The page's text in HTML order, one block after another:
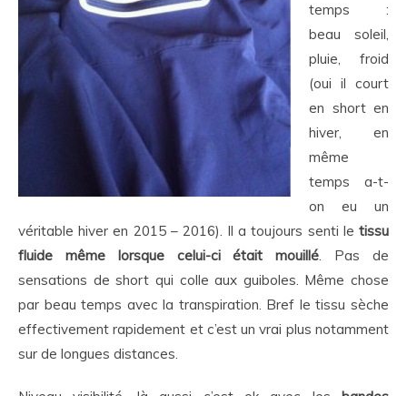
temps :
beau soleil,
pluie, froid
(oui il court
en short en
hiver, en
même
temps a-t-
on eu un
véritable hiver en 2015 – 2016). Il a toujours senti le tissu
fluide même lorsque celui-ci était mouillé. Pas de
sensations de short qui colle aux guiboles. Même chose
par beau temps avec la transpiration. Bref le tissu sèche
effectivement rapidement et c’est un vrai plus notamment
sur de longues distances.